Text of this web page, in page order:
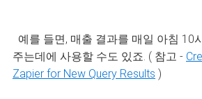
예를 들면, 매출 결과를 매일 아침 10
주는데에 사용할 수도 있죠. ( 참고 -
Zapier for New Query Results )